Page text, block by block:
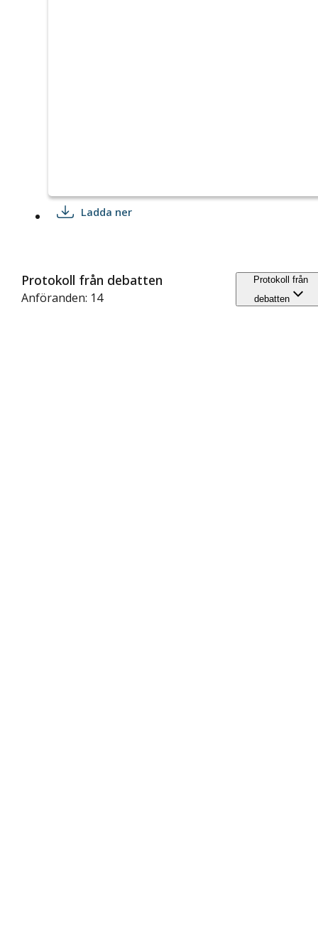
Ladda ner
Protokoll från debatten
Anföranden: 14
Protokoll från
debatten